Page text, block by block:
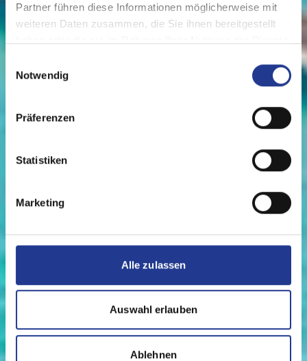
Partner führen diese Informationen möglicherweise mit
weiteren Daten zusammen, die Sie ihnen bereitgestellt
Notwendig
Präferenzen
Statistiken
Marketing
Alle zulassen
Auswahl erlauben
Ablehnen